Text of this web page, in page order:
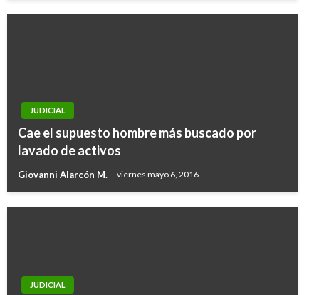
JUDICIAL
Cae el supuesto hombre más buscado por
lavado de activos
Giovanni Alarcón M. viernes mayo 6, 2016
JUDICIAL